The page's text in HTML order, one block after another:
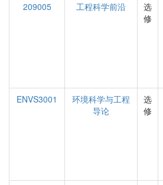
209005 工程科学前沿
选
修
ENVS3001
环境科学与工程
导论
选
修